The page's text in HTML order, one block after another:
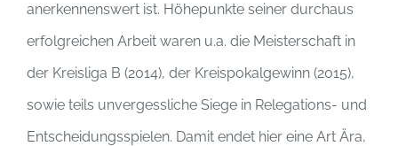
anerkennenswert ist. Höhepunkte seiner durchaus
erfolgreichen Arbeit waren u.a. die Meisterschaft in
der Kreisliga B (2014), der Kreispokalgewinn (2015),
sowie teils unvergessliche Siege in Relegations- und
Entscheidungsspielen. Damit endet hier eine Art Ära,